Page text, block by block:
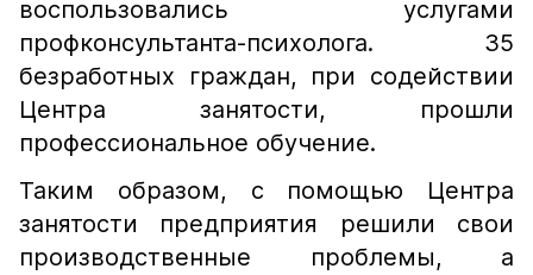
воспользовались услугами
профконсультанта-психолога. 35
безработных граждан, при содействии
Центра занятости, прошли
профессиональное обучение.
Таким образом, с помощью Центра
занятости предприятия решили свои
производственные проблемы, а